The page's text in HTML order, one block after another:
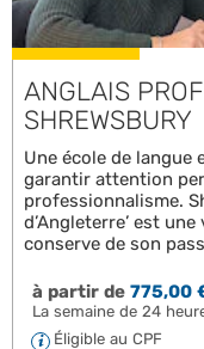
ANGLAIS
SHREWSBURY
Une école de langue
garantir attention
professionnalisme.
d’Angleterre’ est
conserve de son
à partir de775,00
La semaine de 24
Éligible au CPF